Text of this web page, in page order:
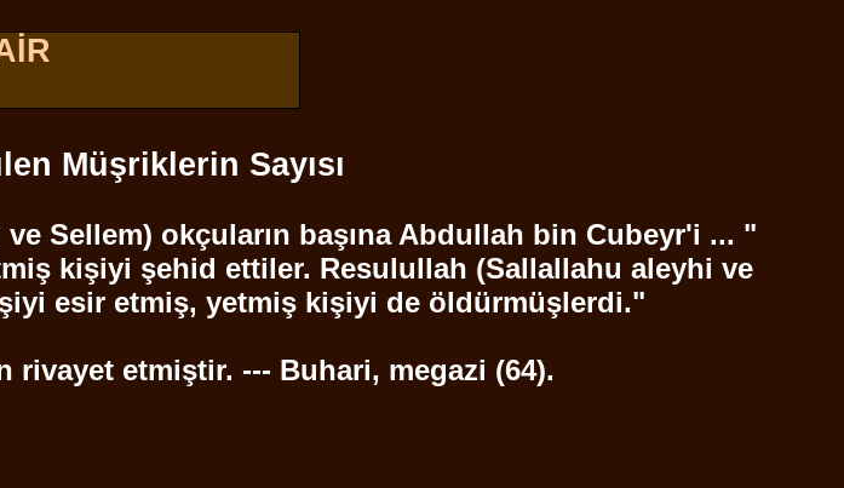
Müşriklerin Sayısı
ve Sellem) okçuların başına Abdullah bin Cubeyr'i ... "
kişiyi şehid ettiler. Resulullah (Sallallahu aleyhi ve
esir etmiş, yetmiş kişiyi de öldürmüşlerdi."
rivayet etmiştir. --- Buhari, megazi (64).